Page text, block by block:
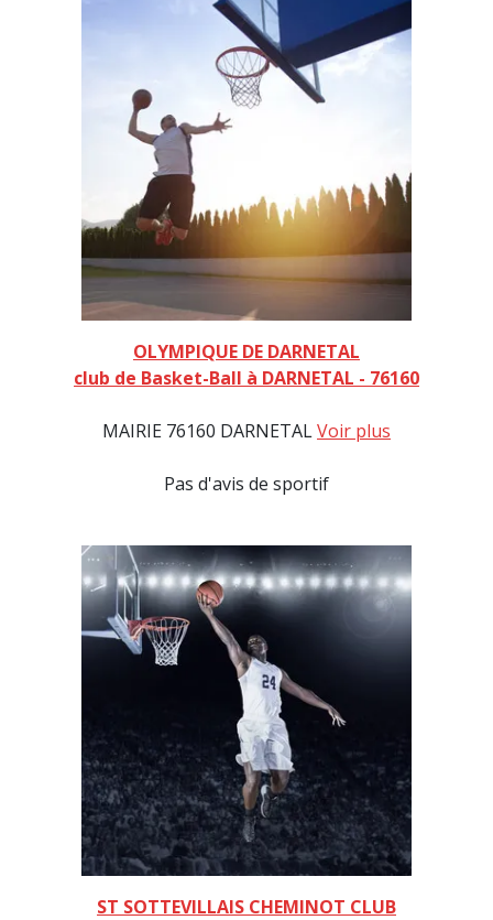
OLYMPIQUE DE DARNETAL
club de Basket-Ball à DARNETAL - 76160
MAIRIE 76160 DARNETALVoir plus
Pas d'avis de sportif
ST SOTTEVILLAIS CHEMINOT CLUB